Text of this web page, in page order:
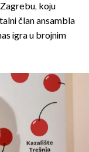
koju
član ansambla
igra u brojnim